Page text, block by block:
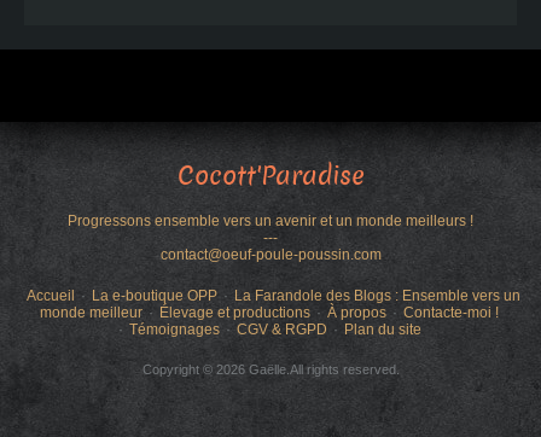
Cocott'Paradise
Progressons ensemble vers un avenir et un monde meilleurs !
---
contact@oeuf-poule-poussin.com
Accueil La e-boutique OPP
La Farandole des Blogs : Ensemble vers un
monde meilleur
Élevage et productions À propos
Contacte-moi !
Témoignages
CGV & RGPD Plan du site
Copyright © 2026 Gaëlle.All rights reserved.